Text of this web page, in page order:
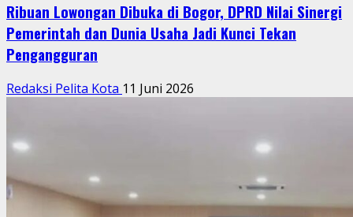
Ribuan Lowongan Dibuka di Bogor, DPRD Nilai Sinergi
Pemerintah dan Dunia Usaha Jadi Kunci Tekan
Pengangguran
Redaksi Pelita Kota 11 Juni 2026